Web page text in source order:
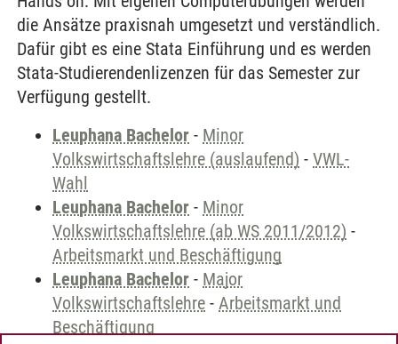
die Ansätze praxisnah umgesetzt und verständlich.
Dafür gibt es eine Stata Einführung und es werden
Stata-Studierendenlizenzen für das Semester zur
Verfügung gestellt.
Leuphana Bachelor - Minor
Volkswirtschaftslehre (auslaufend) - VWL-
Wahl
Leuphana Bachelor - Minor
Volkswirtschaftslehre (ab WS 2011/2012) -
Arbeitsmarkt und Beschäftigung
Leuphana Bachelor - Major
Volkswirtschaftslehre - Arbeitsmarkt und
Beschäftigung